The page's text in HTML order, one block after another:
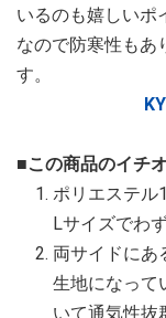
いるのも嬉しいポ
なので防寒性もあ
す。
■この商品のイチ
ポリエステル
Lサイズでわ
両サイドにあ
生地になって
いて通気性抜